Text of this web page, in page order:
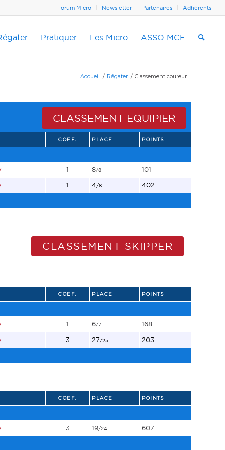
Forum Micro Newsletter Partenaires Adhérents
Pratiquer Les Micro ASSO MCF
Accueil / Régater / Classement coureur
CLASSEMENT EQUIPIER
COEF. PLACE POINTS
1 8/8 101
1 4/8 402
CLASSEMENT SKIPPER
COEF. PLACE POINTS
1 6/7 168
3 27/25 203
COEF. PLACE POINTS
3 19/24 607